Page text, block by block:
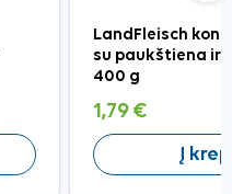
LandFleisch
su paukštiena ir
400 g
1,79 €
Į